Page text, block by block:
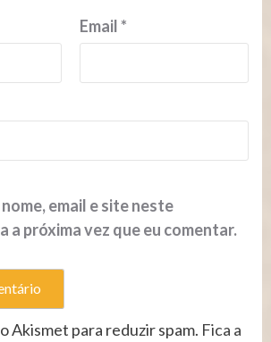
Email*
email e site neste
a próxima vez que eu comentar.
Akismet para reduzir spam. Fica a